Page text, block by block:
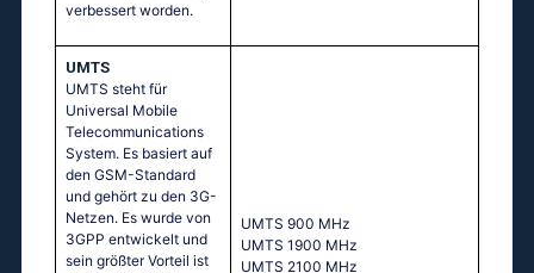
verbessert worden.
UMTS
UMTS steht für
Universal Mobile
Telecommunications
System. Es basiert auf
den GSM-Standard
und gehört zu den 3G-
Netzen. Es wurde von
3GPP entwickelt und
sein größter Vorteil ist
UМТS 900 МНz
UМТS 1900 МНz
UМТS 2100 МНz